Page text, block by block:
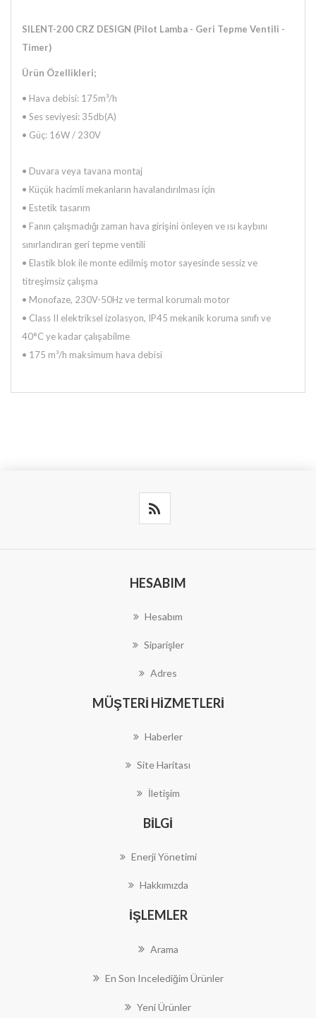
SILENT-200 CRZ DESIGN (Pilot Lamba - Geri Tepme Ventili -
Timer)
Ürün Özellikleri;
• Hava debisi: 175m³/h
• Ses seviyesi: 35db(A)
• Güç: 16W / 230V
• Duvara veya tavana montaj
• Küçük hacimli mekanların havalandırılması için
• Estetik tasarım
• Fanın çalışmadığı zaman hava girişini önleyen ve ısı kaybını
sınırlandıran geri tepme ventili
• Elastik blok ile monte edilmiş motor sayesinde sessiz ve
titreşimsiz çalışma
• Monofaze, 230V-50Hz ve termal korumalı motor
• Class II elektriksel izolasyon, IP45 mekanik koruma sınıfı ve
40°C ye kadar çalışabilme
• 175 m³/h maksimum hava debisi
HESABIM
Hesabım
Siparişler
Adres
MÜŞTERI HIZMETLERI
Haberler
Site Haritası
İletişim
BILGI
Enerji Yönetimi
Hakkımızda
İŞLEMLER
Arama
En Son Incelediğim Ürünler
Yeni Ürünler